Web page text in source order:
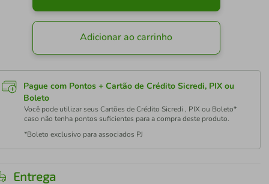
Adicionar ao carrinho
Pague com Pontos + Cartão de Crédito Sicredi, PIX ou
Boleto
Você pode utilizar seus Cartões de Crédito Sicredi , PIX ou Boleto*
caso não tenha pontos suficientes para a compra deste produto.
*Boleto exclusivo para associados PJ
Entrega